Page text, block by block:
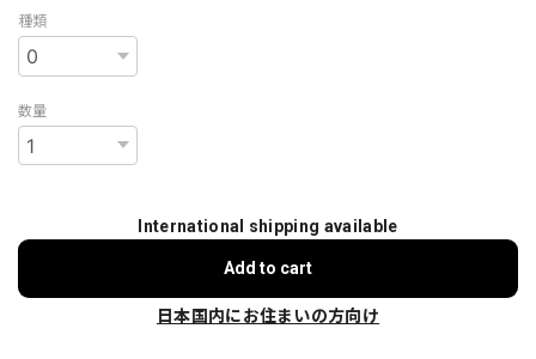
種類
数量
International shipping available
Add to cart
日本国内にお住まいの方向け